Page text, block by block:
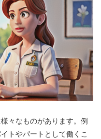
々なものがあります。例
トやパートとして働くこ